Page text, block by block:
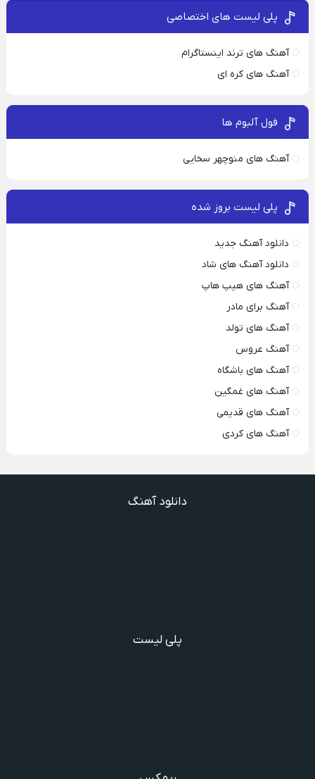
پلی لیست های اختصاصی
آهنگ های ترند اینستاگرام
آهنگ های کره ای
فول آلبوم ها
آهنگ های منوچهر سخایی
پلی لیست بروز شده
دانلود آهنگ جدید
دانلود آهنگ های شاد
آهنگ های هیپ هاپ
آهنگ برای مادر
آهنگ های تولد
آهنگ عروس
آهنگ های باشگاه
آهنگ های غمگین
آهنگ های قدیمی
آهنگ های کردی
دانلود آهنگ
پلی لیست